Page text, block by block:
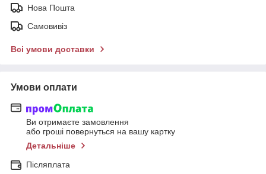
Нова Пошта
Самовивіз
Всі умови доставки
Умови оплати
Ви отримаєте замовлення
або гроші повернуться на вашу картку
Детальніше
Післяплата